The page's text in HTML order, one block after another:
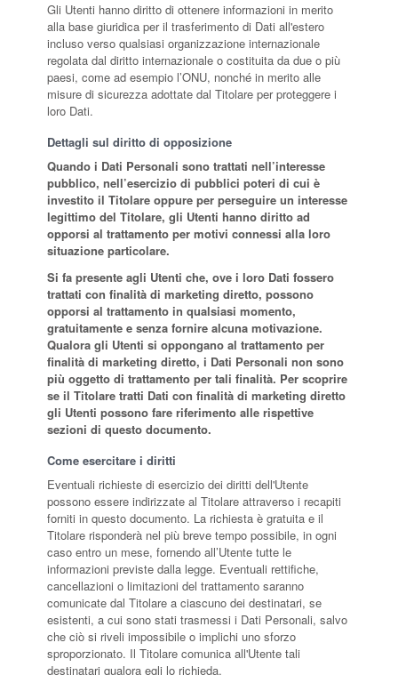
Gli Utenti hanno diritto di ottenere informazioni in merito
alla base giuridica per il trasferimento di Dati all'estero
incluso verso qualsiasi organizzazione internazionale
regolata dal diritto internazionale o costituita da due o più
paesi, come ad esempio l’ONU, nonché in merito alle
misure di sicurezza adottate dal Titolare per proteggere i
loro Dati.
Dettagli sul diritto di opposizione
Quando i Dati Personali sono trattati nell’interesse
pubblico, nell’esercizio di pubblici poteri di cui è
investito il Titolare oppure per perseguire un interesse
legittimo del Titolare, gli Utenti hanno diritto ad
opporsi al trattamento per motivi connessi alla loro
situazione particolare.
Si fa presente agli Utenti che, ove i loro Dati fossero
trattati con finalità di marketing diretto, possono
opporsi al trattamento in qualsiasi momento,
gratuitamente e senza fornire alcuna motivazione.
Qualora gli Utenti si oppongano al trattamento per
finalità di marketing diretto, i Dati Personali non sono
più oggetto di trattamento per tali finalità. Per scoprire
se il Titolare tratti Dati con finalità di marketing diretto
gli Utenti possono fare riferimento alle rispettive
sezioni di questo documento.
Come esercitare i diritti
Eventuali richieste di esercizio dei diritti dell'Utente
possono essere indirizzate al Titolare attraverso i recapiti
forniti in questo documento. La richiesta è gratuita e il
Titolare risponderà nel più breve tempo possibile, in ogni
caso entro un mese, fornendo all’Utente tutte le
informazioni previste dalla legge. Eventuali rettifiche,
cancellazioni o limitazioni del trattamento saranno
comunicate dal Titolare a ciascuno dei destinatari, se
esistenti, a cui sono stati trasmessi i Dati Personali, salvo
che ciò si riveli impossibile o implichi uno sforzo
sproporzionato. Il Titolare comunica all'Utente tali
destinatari qualora egli lo richieda.